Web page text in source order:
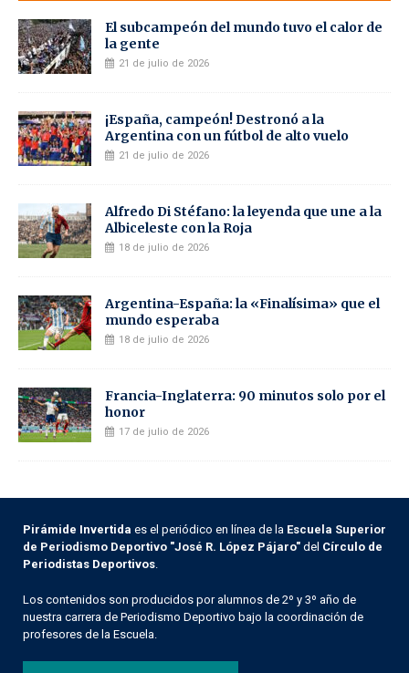
El subcampeón del mundo tuvo el calor de
la gente
21 de julio de 2026
¡España, campeón! Destronó a la
Argentina con un fútbol de alto vuelo
21 de julio de 2026
Alfredo Di Stéfano: la leyenda que une a la
Albiceleste con la Roja
18 de julio de 2026
Argentina-España: la «Finalísima» que el
mundo esperaba
18 de julio de 2026
Francia-Inglaterra: 90 minutos solo por el
honor
17 de julio de 2026
Pirámide Invertida es el periódico en línea de la Escuela Superior
de Periodismo Deportivo "José R. López Pájaro" del Círculo de
Periodistas Deportivos
Los contenidos son producidos por alumnos de 2º y 3º año de
nuestra carrera de Periodismo Deportivo bajo la coordinación de
profesores de la Escuela.